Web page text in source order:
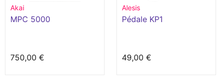
Akai
MPC 5000
750,00 €
Alesis
Pédale KP1
49,00 €